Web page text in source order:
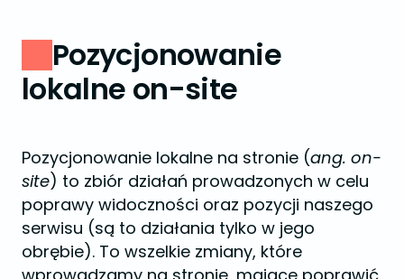
Pozycjonowanie
lokalne on-site
Pozycjonowanie lokalne na stronie (ang. on-
site) to zbiór działań prowadzonych w celu
poprawy widoczności oraz pozycji naszego
serwisu (są to działania tylko w jego
obrębie). To wszelkie zmiany, które
wprowadzamy na stronie, mające poprawić